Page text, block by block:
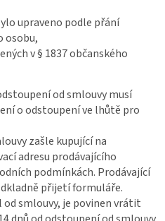
upraveno podle přání
osobu,
v § 1837 občanského
od smlouvy musí
o odstoupení ve lhůtě pro
zašle kupující na
adresu prodávajícího
podmínkách. Prodávající
přijetí formuláře.
smlouvy, je povinen vrátit